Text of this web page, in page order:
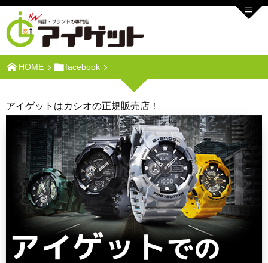
HOME facebook
アイゲットはカシオの正規販売店！